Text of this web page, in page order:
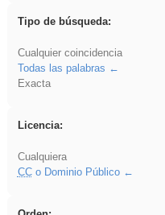
Tipo de búsqueda:
Cualquier coincidencia
Todas las palabras
Exacta
Licencia:
Cualquiera
CCo Dominio Público